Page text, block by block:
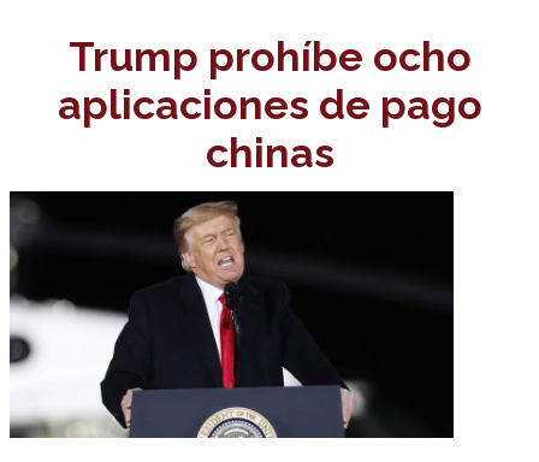
Trump prohíbe ocho
aplicaciones de pago
chinas